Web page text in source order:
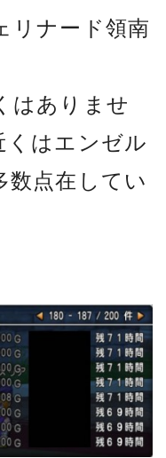
リナード領南
はありませ
くはエンゼル
数点在してい